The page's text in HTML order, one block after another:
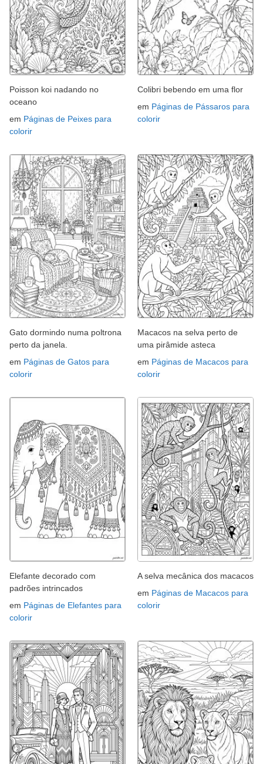
Poisson koi nadando no
oceano
em Páginas de Peixes para
colorir
Colibri bebendo em uma flor
em Páginas de Pássaros para
colorir
Gato dormindo numa poltrona
perto da janela.
em Páginas de Gatos para
colorir
Macacos na selva perto de
uma pirâmide asteca
em Páginas de Macacos para
colorir
Elefante decorado com
padrões intrincados
em Páginas de Elefantes para
colorir
A selva mecânica dos macacos
em Páginas de Macacos para
colorir